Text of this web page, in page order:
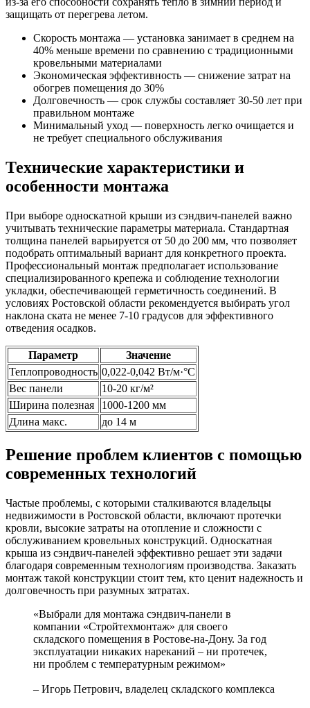
защищать от перегрева летом.
Скорость монтажа — установка занимает в среднем на
40% меньше времени по сравнению с традиционными
кровельными материалами
Экономическая эффективность — снижение затрат на
обогрев помещения до 30%
Долговечность — срок службы составляет 30-50 лет при
правильном монтаже
Минимальный уход — поверхность легко очищается и
не требует специального обслуживания
Технические характеристики и
особенности монтажа
При выборе односкатной крыши из сэндвич-панелей важно
учитывать технические параметры материала. Стандартная
толщина панелей варьируется от 50 до 200 мм, что позволяет
подобрать оптимальный вариант для конкретного проекта.
Профессиональный монтаж предполагает использование
специализированного крепежа и соблюдение технологии
укладки, обеспечивающей герметичность соединений. В
условиях Ростовской области рекомендуется выбирать угол
наклона ската не менее 7-10 градусов для эффективного
отведения осадков.
Параметр
Значение
Теплопроводность 0,022-0,042 Вт/м·°C
Вес панели
10-20 кг/м²
Ширина полезная
1000-1200 мм
Длина макс.
до 14 м
Решение проблем клиентов с помощью
современных технологий
Частые проблемы, с которыми сталкиваются владельцы
недвижимости в Ростовской области, включают протечки
кровли, высокие затраты на отопление и сложности с
обслуживанием кровельных конструкций. Односкатная
крыша из сэндвич-панелей эффективно решает эти задачи
благодаря современным технологиям производства. Заказать
монтаж такой конструкции стоит тем, кто ценит надежность и
долговечность при разумных затратах.
«Выбрали для монтажа сэндвич-панели в
компании «Стройтехмонтаж» для своего
складского помещения в Ростове-на-Дону. За год
эксплуатации никаких нареканий – ни протечек,
ни проблем с температурным режимом»
– Игорь Петрович, владелец складского комплекса